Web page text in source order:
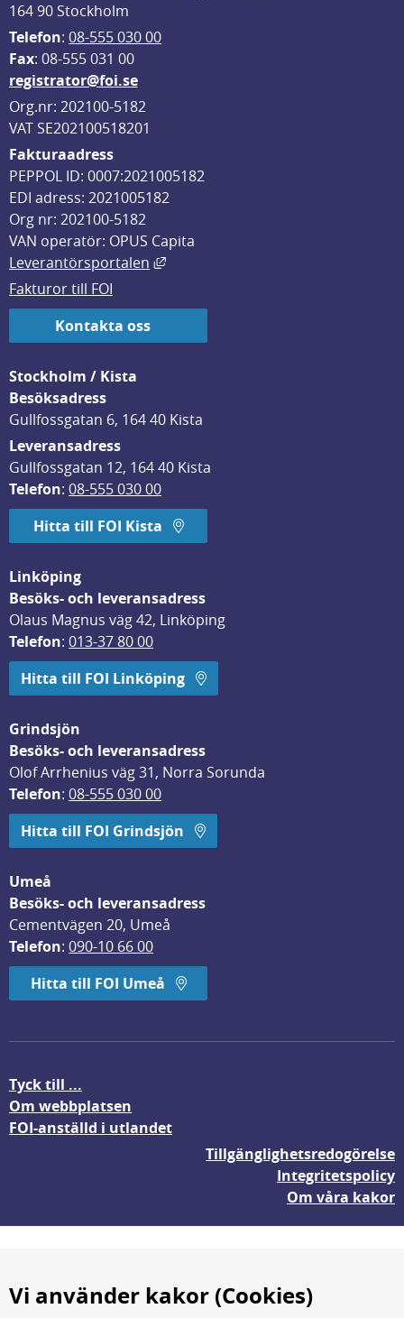
164 90 Stockholm
Telefon: 08-555 030 00
Fax: 08-555 031 00
registrator@foi.se
Org.nr: 202100-5182
VAT SE202100518201
Fakturaadress
PEPPOL ID: 0007:2021005182
EDI adress: 2021005182
Org nr: 202100-5182
VAN operatör: OPUS Capita
Leverantörsportalen
Länk till annan webbplats, öppnas
Fakturor till FOI
Kontakta oss
Stockholm / Kista
Besöksadress
Gullfossgatan 6, 164 40 Kista
Leveransadress
Gullfossgatan 12, 164 40 Kista
Telefon: 08-555 030 00
Hitta till FOI Kista
Linköping
Besöks- och leveransadress
Olaus Magnus väg 42, Linköping
Telefon: 013-37 80 00
Hitta till FOI Linköping
Grindsjön
Besöks- och leveransadress
Olof Arrhenius väg 31, Norra Sorunda
Telefon: 08-555 030 00
Hitta till FOI Grindsjön
Umeå
Besöks- och leveransadress
Cementvägen 20, Umeå
Telefon: 090-10 66 00
Hitta till FOI Umeå
Tyck till ...
Om webbplatsen
FOI-anställd i utlandet
Tillgänglighetsredogörelse
Integritetspolicy
Om våra kakor
Vi använder kakor (Cookies)